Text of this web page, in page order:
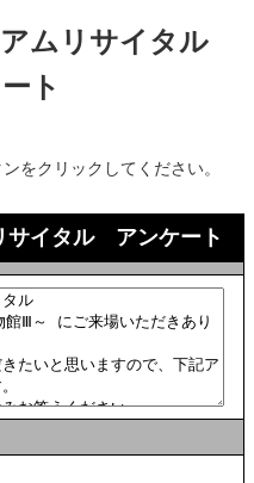
ムリサイタル
ト
をクリックしてください。
サイタル アンケート